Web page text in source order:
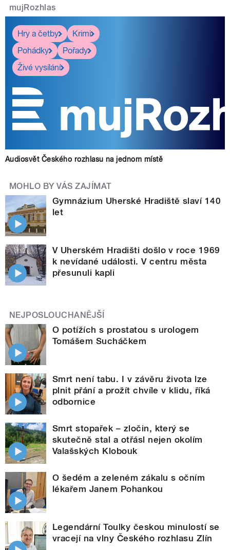
mujRozhlas
Hry a četby
Krimi
Pohádky
Pořady
Živé vysílání
Audiosvět Českého rozhlasu na jednom místě
MOHLO BY VÁS ZAJÍMAT
Gymnázium Uherské Hradiště slaví 140
let
V Uherském Hradišti došlo v roce 1969
k nevídané události. V centru města
přesunuli kapli
NEJPOSLOUCHANĚJŠÍ
O potížích s prostatou s urologem
Tomášem Sucháčkem
Smrt není tabu. I v závěru života lze
plnit přání a prožít chvíle v klidu, říká
odbornice
Smrt stopařek – zločin, který se
skutečně stal a otřásl nejen okolím
Valašských Klobouk
O šedém a zeleném zákalu s očním
lékařem Janem Pohankou
Legendární Toulky českou minulostí se
vracejí na vlny Českého rozhlasu Zlín